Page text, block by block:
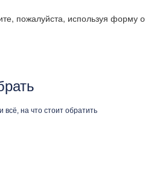
пожалуйста, используя форму
на что стоит обратить